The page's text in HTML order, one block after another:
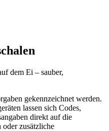
dem Ei – sauber,
gekennzeichnet werden.
lassen sich Codes,
direkt auf die
oder zusätzliche